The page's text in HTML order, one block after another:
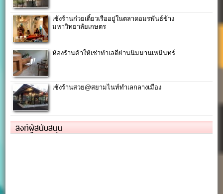
เซ้งร้านก๋วยเตี๋ยวเรืออยู่ในตลาดอมรพันธ์ข้าง
มหาวิทยาลัยเกษตร
ห้องร้านค้าให้เช่าทำเลดีย่านนิมมานเหมินทร์
เซ้งร้านสวย@สยามไนท์ทำเลกลางเมือง
ลิงก์ผู้สนับสนุน